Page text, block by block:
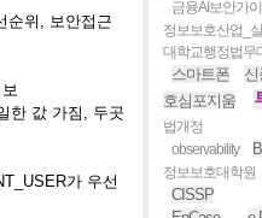
순위, 보안접근
한 값 가짐, 두곳
가 우선
금융AI보안가
정보보호산업_
대학교행정법무
스마트폰 신
호심포지움
법개정
observability
정보보호대학원
CISSP